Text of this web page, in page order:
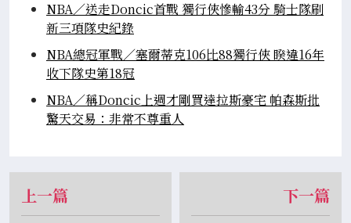
NBA／送走Doncic首戰 獨行俠慘輸43分 騎士隊刷
新三項隊史紀錄
NBA總冠軍戰／塞爾蒂克106比88獨行俠 睽違16年
收下隊史第18冠
NBA／稱Doncic上週才剛買達拉斯豪宅 帕森斯批
驚天交易：非常不尊重人
上一篇 下一篇